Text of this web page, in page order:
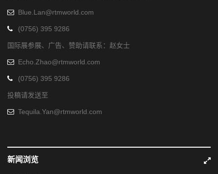
Blue.Lan@rtmworld.com
(0756) 395 9286
国际展参展、广告、赞助请联系：赵女士
Echo.Zhao@rtmworld.com
(0756) 395 9286
投稿请发送至
Tequila.Yan@rtmworld.com
新闻浏览